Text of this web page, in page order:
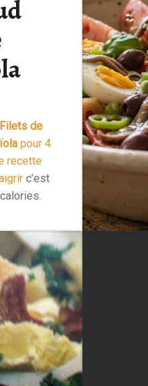
Filets de
pour 4
recette
c’est
de
“Filets de cabillaud sauce pizzaïola”